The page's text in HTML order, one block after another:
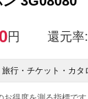
円 還元率:
旅行・チケット・カタ